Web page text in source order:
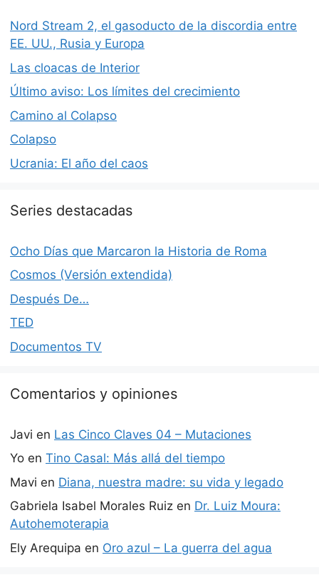
Nord Stream 2, el gasoducto de la discordia entre
EE. UU., Rusia y Europa
Las cloacas de Interior
Último aviso: Los límites del crecimiento
Camino al Colapso
Colapso
Ucrania: El año del caos
Series destacadas
Ocho Días que Marcaron la Historia de Roma
Cosmos (Versión extendida)
Después De…
TED
Documentos TV
Comentarios y opiniones
Javi en Las Cinco Claves 04 – Mutaciones
Yo en Tino Casal: Más allá del tiempo
Mavi en Diana, nuestra madre: su vida y legado
Gabriela Isabel Morales Ruiz en Dr. Luiz Moura:
Autohemoterapia
Ely Arequipa en Oro azul – La guerra del agua